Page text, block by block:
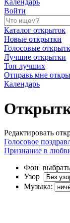
Календарь
Войти
Каталог открыток
Новые открытки
Голосовые
Лучшие открытки
Топ лучших
Отправь мне
Календарь
Редактировать
Голосовое
Признание в
Фон выбрать
Узор
Музыка: